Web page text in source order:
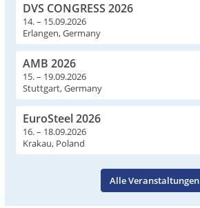
DVS CONGRESS 2026
14. – 15.09.2026
Erlangen, Germany
AMB 2026
15. – 19.09.2026
Stuttgart, Germany
EuroSteel 2026
16. – 18.09.2026
Krakau, Poland
Alle Veranstaltungen